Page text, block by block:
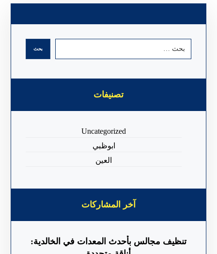
تصنيفات
Uncategorized
ابوظبي
العين
آخر المشاركات
تنظيف مجالس بأحدث المعدات في الخالدية: